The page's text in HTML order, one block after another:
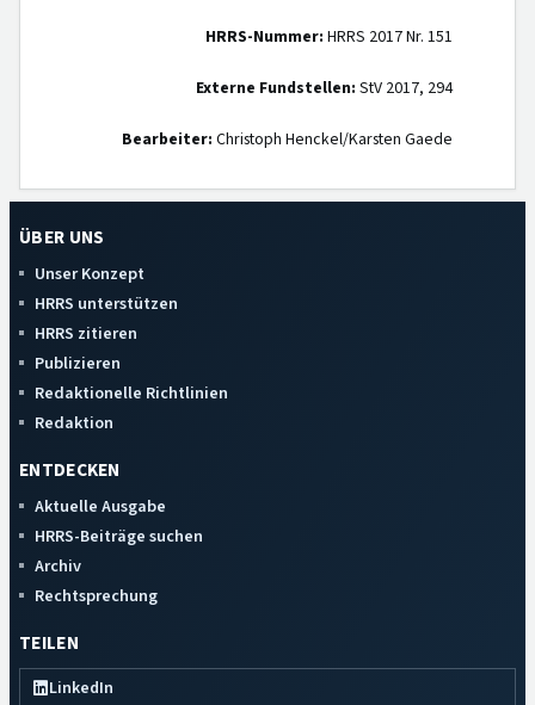
HRRS-Nummer: HRRS 2017 Nr. 151
Externe Fundstellen: StV 2017, 294
Bearbeiter: Christoph Henckel/Karsten Gaede
ÜBER UNS
Unser Konzept
HRRS unterstützen
HRRS zitieren
Publizieren
Redaktionelle Richtlinien
Redaktion
ENTDECKEN
Aktuelle Ausgabe
HRRS-Beiträge suchen
Archiv
Rechtsprechung
TEILEN
LinkedIn